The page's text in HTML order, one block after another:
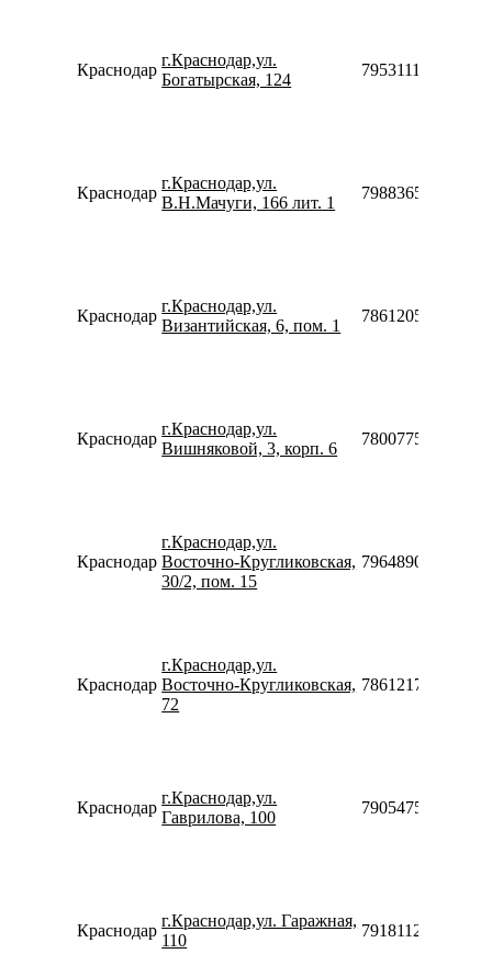
Краснодар
г.Краснодар,ул.
Богатырская, 124
79531115990
Краснодар
г.Краснодар,ул.
В.Н.Мачуги, 166 лит. 1
79883656713
Краснодар
г.Краснодар,ул.
Византийская, 6, пом. 1
78612052612
Краснодар
г.Краснодар,ул.
Вишняковой, 3, корп. 6
78007753553
Краснодар
г.Краснодар,ул.
Восточно-Кругликовская,
30/2, пом. 15
79648908289
Краснодар
г.Краснодар,ул.
Восточно-Кругликовская,
72
78612176223
Краснодар
г.Краснодар,ул.
Гаврилова, 100
79054754005
Краснодар
г.Краснодар,ул. Гаражная,
110
79181122449